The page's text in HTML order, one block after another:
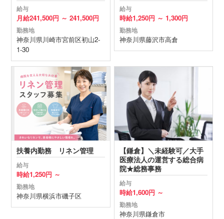
給与
月給241,500円 ～ 241,500円
勤務地
神奈川県川崎市宮前区初山2-
1-30
給与
時給1,250円 ～ 1,300円
勤務地
神奈川県藤沢市高倉
扶養内勤務 リネン管理
給与
時給1,250円 ～
勤務地
神奈川県横浜市磯子区
【鎌倉】＼未経験可／大手
医療法人の運営する総合病
院★総務事務
給与
時給1,600円 ～
勤務地
神奈川県鎌倉市